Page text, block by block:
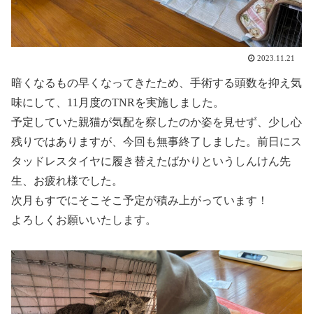
2023.11.21
暗くなるもの早くなってきたため、手術する頭数を抑え気
味にして、11月度のTNRを実施しました。
予定していた親猫が気配を察したのか姿を見せず、少し心
残りではありますが、今回も無事終了しました。前日にス
タッドレスタイヤに履き替えたばかりというしんけん先
生、お疲れ様でした。
次月もすでにそこそこ予定が積み上がっています！
よろしくお願いいたします。